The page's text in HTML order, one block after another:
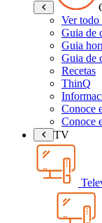
Ver todo
Guia de
Guia
Guia de
Recetas
ThinQ
Conoce
Conoce
TV